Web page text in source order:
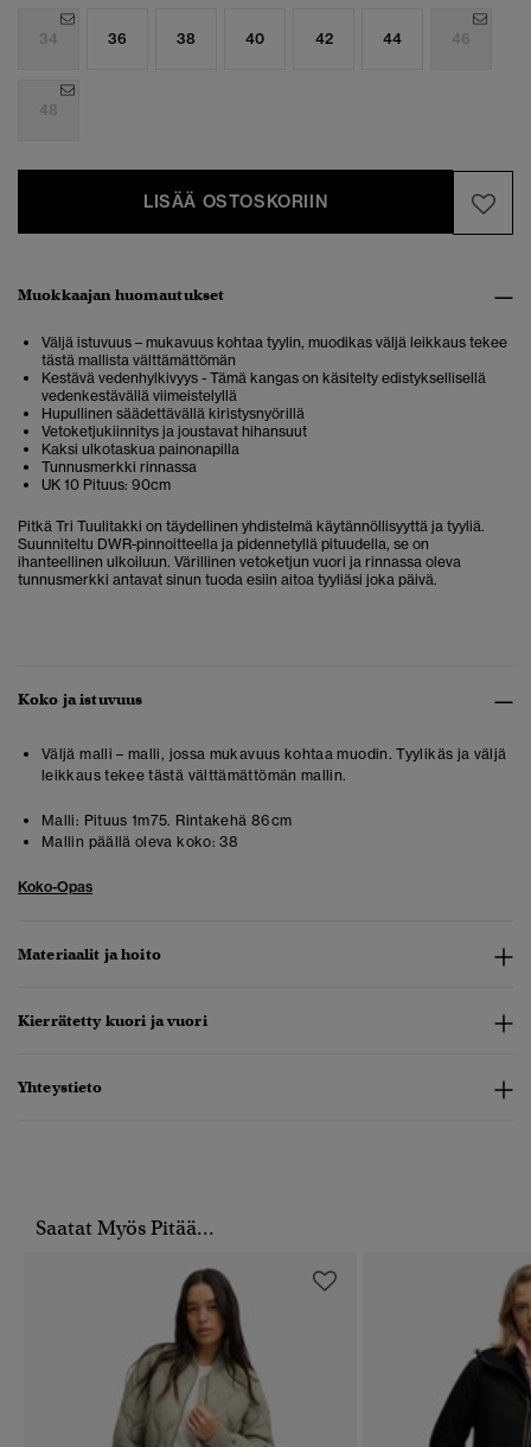
34 36 38 40 42 44 46
48
LISÄÄ OSTOSKORIIN
Muokkaajan huomautukset
Väljä istuvuus – mukavuus kohtaa tyylin, muodikas väljä leikkaus tekee
tästä mallista välttämättömän
Kestävä vedenhylkivyys - Tämä kangas on käsitelty edistyksellisellä
vedenkestävällä viimeistelyllä
Hupullinen säädettävällä kiristysnyörillä
Vetoketjukiinnitys ja joustavat hihansuut
Kaksi ulkotaskua painonapilla
Tunnusmerkki rinnassa
UK 10 Pituus: 90cm
Pitkä Tri Tuulitakki on täydellinen yhdistelmä käytännöllisyyttä ja tyyliä.
Suunniteltu DWR-pinnoitteella ja pidennetyllä pituudella, se on
ihanteellinen ulkoiluun. Värillinen vetoketjun vuori ja rinnassa oleva
tunnusmerkki antavat sinun tuoda esiin aitoa tyyliäsi joka päivä.
Koko ja istuvuus
Väljä malli – malli, jossa mukavuus kohtaa muodin. Tyylikäs ja väljä
leikkaus tekee tästä välttämättömän mallin.
Malli: Pituus 1m75. Rintakehä 86cm
Mallin päällä oleva koko: 38
Koko-Opas
Materiaalit ja hoito
Kierrätetty kuori ja vuori
Yhteystieto
Saatat Myös Pitää...